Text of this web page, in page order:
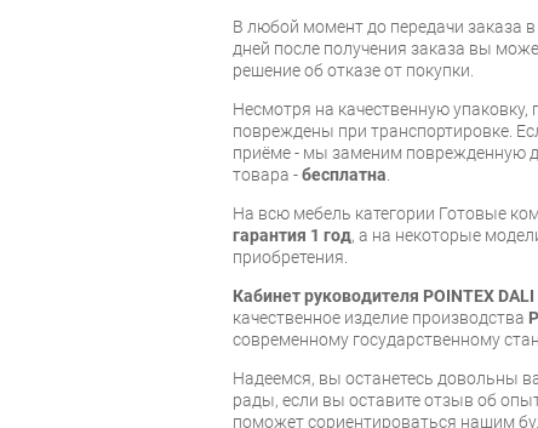
В любой момент до передачи заказа в
дней после получения заказа вы
решение об отказе от покупки.
Несмотря на качественную
повреждены при транспортировке.
приёме - мы заменим поврежденную
товара -бесплатна.
На всю мебель категории Готовые
гарантия 1 год, а на некоторые
приобретения.
Кабинет руководителя POINTEX
качественное изделие производства
современному государственному
Надеемся, вы останетесь довольны
рады, если вы оставите отзыв об
поможет сориентироваться нашим